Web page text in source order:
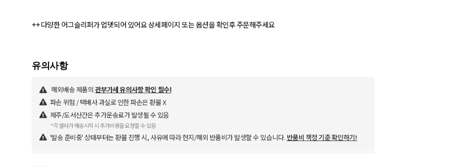
++ 다양한 어그슬리퍼가 업뎃되어 있어요 상세페이지 또는 옵션을 확인후 주문해주세요
유의사항
해외배송 제품의 관부가세 유의사항 확인 필수!
파손 위험 / 택배사 과실로 인한 파손은 환불 X
제주/도서산간은 추가운송료가 발생될 수 있음
*각 셀러가 배송시작 시 추가비용을 요청할 수 있음
'발송 준비중' 상태부터는 환불 진행 시, 사유에 따라 현지/해외 반품비가 발생할 수 있습니다. 반품비 책정 기준 확인하기!